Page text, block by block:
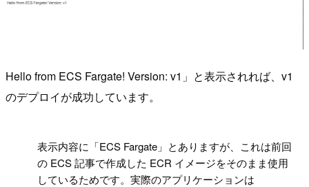
Hello from ECS Fargate! Version: v1」と表示されれば、v1
のデプロイが成功しています。
表示内容に「ECS Fargate」とありますが、これは前回
の ECS 記事で作成した ECR イメージをそのまま使用
しているためです。実際のアプリケーションは